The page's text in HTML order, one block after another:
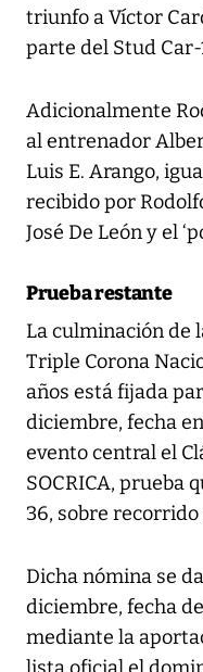
triunfo a Víctor
parte del Stud Car-
Adicionalmente
al entrenador
Luis E. Arango,
recibido por
José De León y el
Prueba restante
La culminación de
Triple Corona
años está fijada
diciembre, fecha
evento central el
SOCRICA, prueba
36, sobre
Dicha nómina se
diciembre, fecha
mediante la
lista oficial el